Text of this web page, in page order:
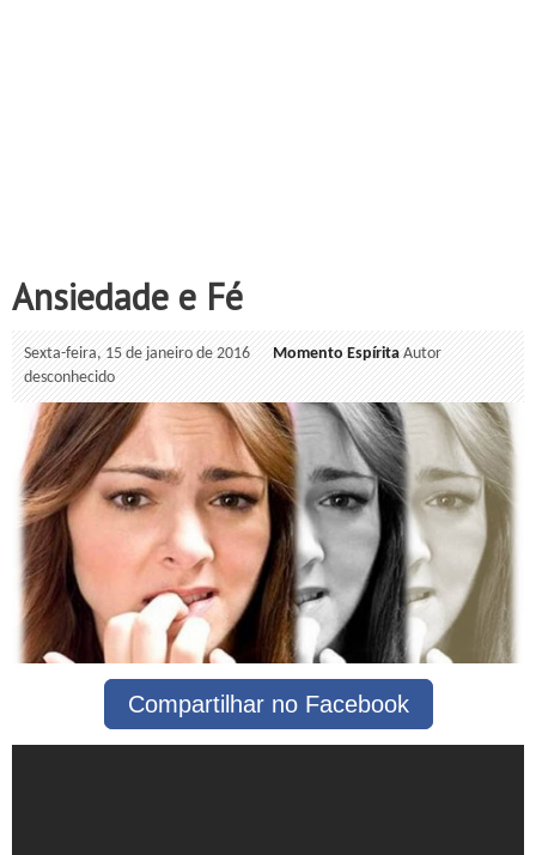
Ansiedade e Fé
Sexta-feira, 15 de janeiro de 2016 Momento Espírita Autor
desconhecido
Compartilhar no Facebook